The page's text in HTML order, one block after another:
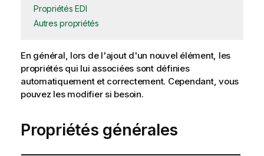
Propriétés EDI
Autres propriétés
En général, lors de l'ajout d'un nouvel élément, les
propriétés qui lui associées sont définies
automatiquement et correctement. Cependant, vous
pouvez les modifier si besoin.
Propriétés générales